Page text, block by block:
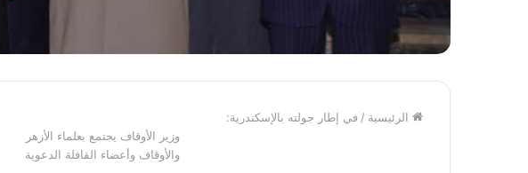
الرئيسية / في إطار جولته بالإسكندرية:
وزير الأوقاف يجتمع بعلماء الأزهر
والأوقاف وأعضاء القافلة الدعوية